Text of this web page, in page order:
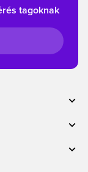
tagoknak